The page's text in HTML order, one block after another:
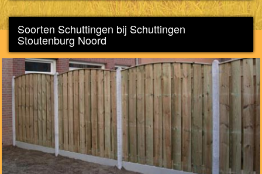
Soorten Schuttingen bij Schuttingen
Stoutenburg Noord